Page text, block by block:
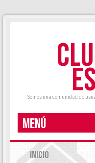
Somos una comunidad de
MENÚ
INICIO